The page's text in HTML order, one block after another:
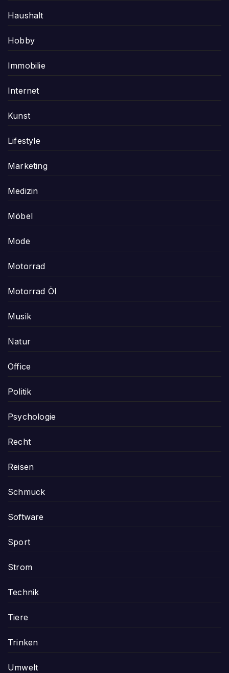
Haushalt
Hobby
Immobilie
Internet
Kunst
Lifestyle
Marketing
Medizin
Möbel
Mode
Motorrad
Motorrad Öl
Musik
Natur
Office
Politik
Psychologie
Recht
Reisen
Schmuck
Software
Sport
Strom
Technik
Tiere
Trinken
Umwelt